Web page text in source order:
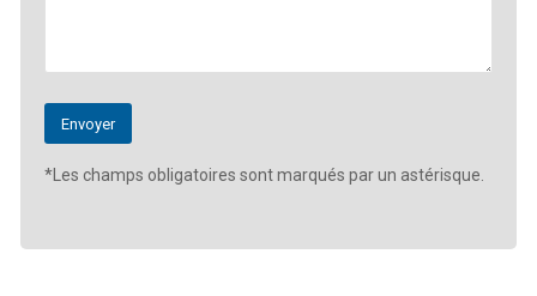
*Les champs obligatoires sont marqués par un astérisque.